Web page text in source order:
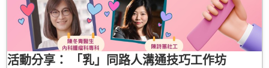
活動分享： 「乳」同路人溝通技巧工作坊